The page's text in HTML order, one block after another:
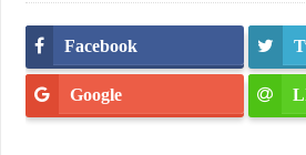
Facebook
Google